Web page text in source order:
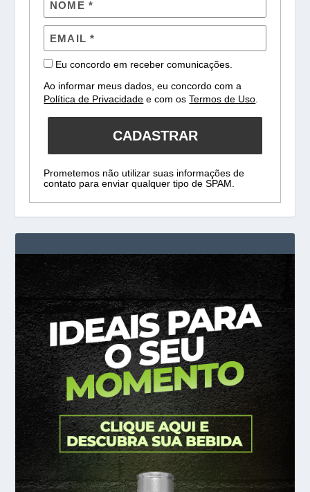
Eu concordo em receber comunicações.
Ao informar meus dados, eu concordo com a
Política de Privacidade e com osTermos de Uso
CADASTRAR
Prometemos não utilizar suas informações de
contato para enviar qualquer tipo de SPAM.